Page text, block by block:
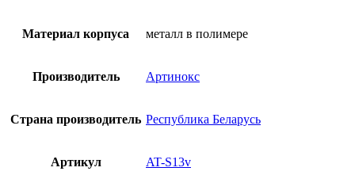
Материал корпуса металл в полимере
Производитель Артинокс
Страна производитель Республика Беларусь
Артикул AT-S13v